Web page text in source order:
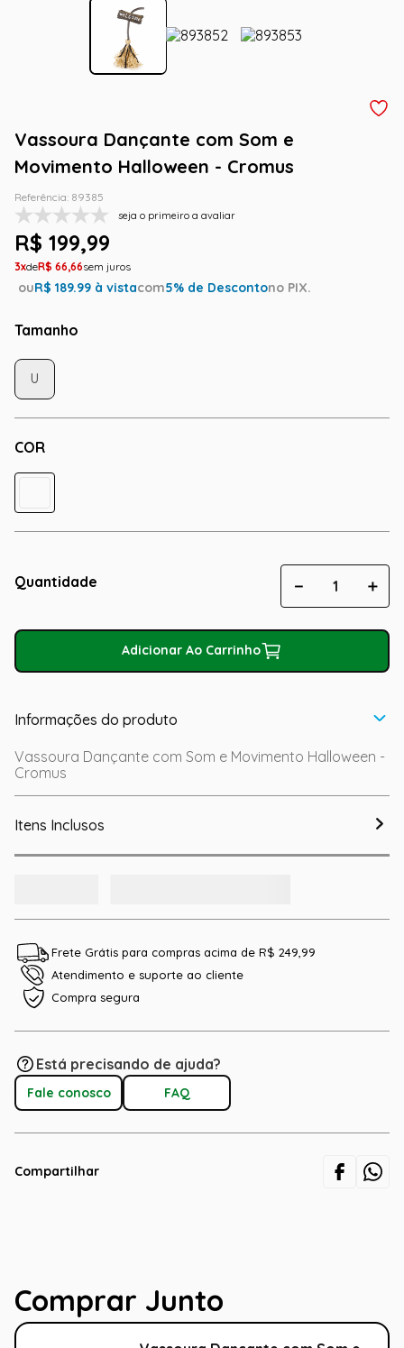
Vassoura Dançante com Som e
Movimento Halloween - Cromus
Referência: 89385
seja o primeiro a avaliar
R$ 199,99
3 R$ 66,66
ouR$ 189.99 à vistacom5% de Descontono PIX.
Tamanho
COR
U
Quantidade ＋
－
Adicionar Ao Carrinho
Informações do produto
Vassoura Dançante com Som e Movimento Halloween -
Cromus
Itens Inclusos
Frete Grátis para compras acima de R$ 249,99
Atendimento e suporte ao cliente
Compra segura
Está precisando de ajuda?
Fale conosco FAQ
Compartilhar
Comprar Junto